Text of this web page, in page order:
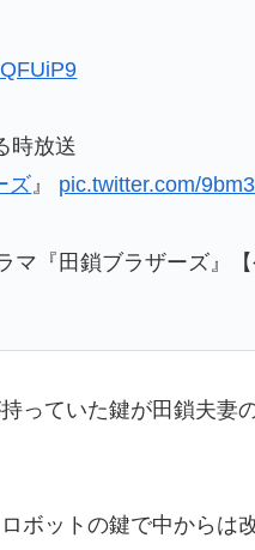
時放送
ズ』 pic.twitter.com/
マ『田鎖ブラザーズ』
っていた鍵が田鎖夫妻
ボットの鍵で中からは